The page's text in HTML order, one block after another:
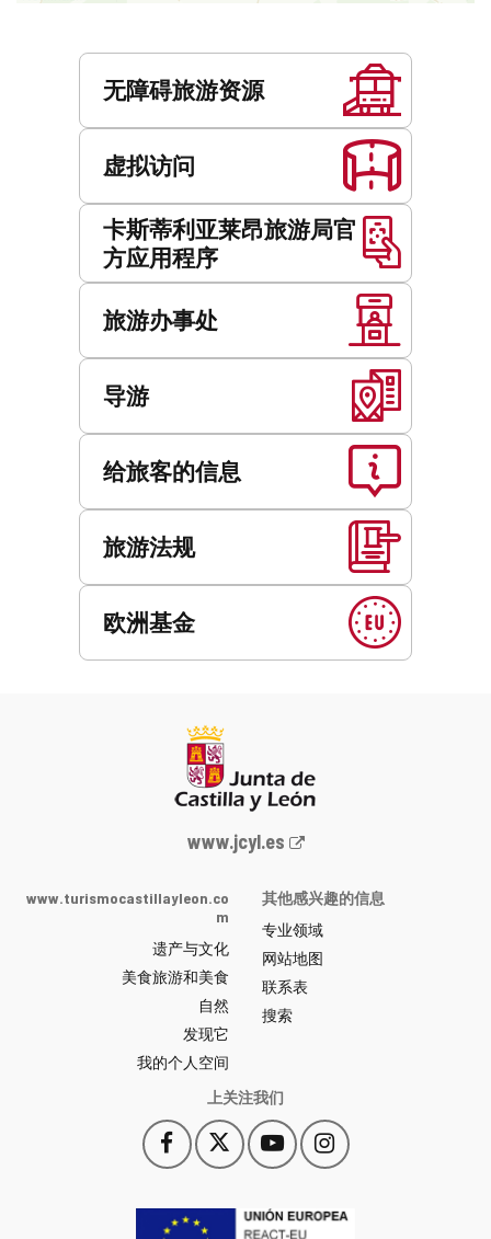
无障碍旅游资源
虚拟访问
卡斯蒂利亚莱昂旅游局官
方应用程序
旅游办事处
导游
给旅客的信息
旅游法规
欧洲基金
Junta
y
León
网
站
门
户
-
www.jcyl.es
www.turismocastillayleon.co
m
遗产与文化
美食旅游和美食
自然
发现它
我的个人空间
其他感兴趣的信息
专业领域
网站地图
联系表
搜索
上关注我们
Facebook
此
链
会
此
链
YouTube
此
链
会
Instagram
此
链
会